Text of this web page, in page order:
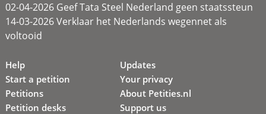
02-04-2026 Geef Tata Steel Nederland geen staatssteun
14-03-2026 Verklaar het Nederlands wegennet als
voltooid
Help
Start a petition
Petitions
Petition desks
Updates
Your privacy
About Petities.nl
Support us